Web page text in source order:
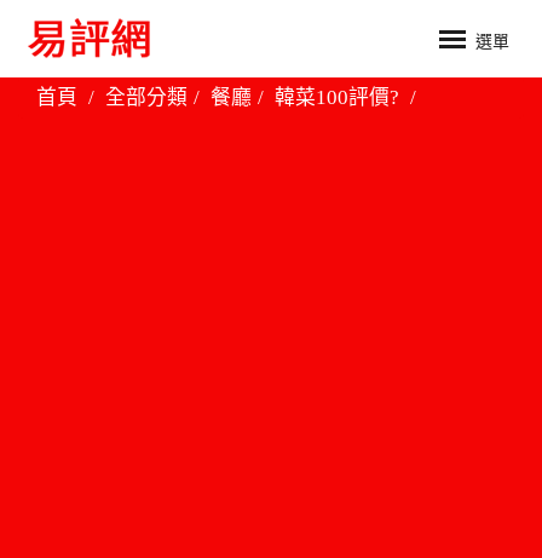
選單
首頁 全部分類 餐廳 韓菜100評價?